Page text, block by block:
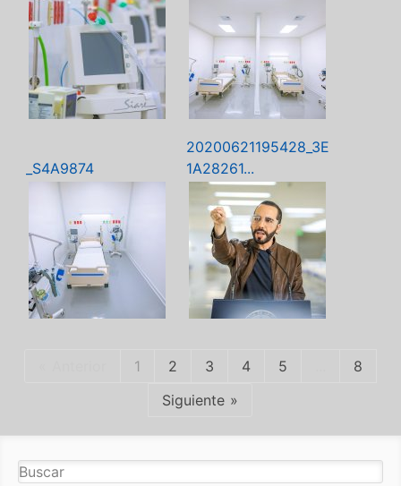
_S4A9874
20200621195428_3E
1A28261...
1 2 3 4 5
8
Siguiente